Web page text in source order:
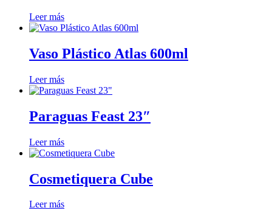
Leer más
Vaso Plástico Atlas 600ml
Leer más
Paraguas Feast 23″
Leer más
Cosmetiquera Cube
Leer más